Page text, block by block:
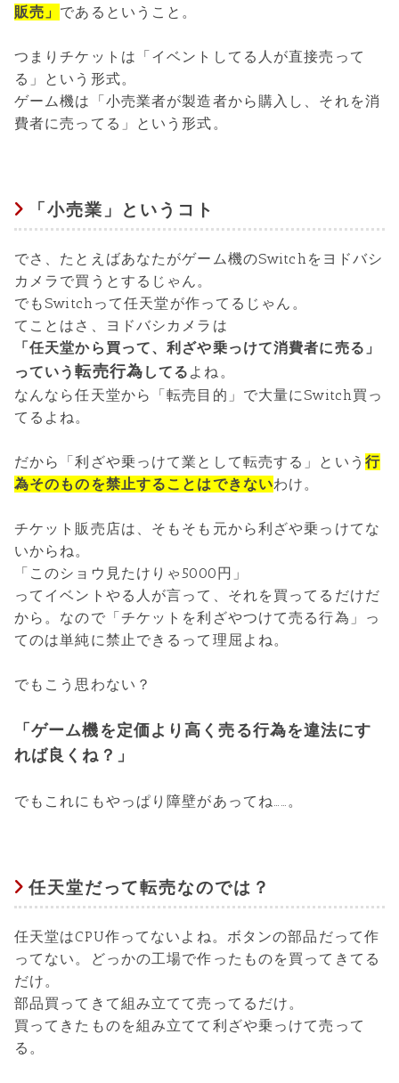
販売」 であるということ。
つまりチケットは「イベントしてる人が直接売って
る」という形式。
ゲーム機は「小売業者が製造者から購入し、それを消
費者に売ってる」という形式。
「小売業」というコト
でさ、たとえばあなたがゲーム機のSwitchをヨドバシ
カメラで買うとするじゃん。
でもSwitchって任天堂が作ってるじゃん。
てことはさ、ヨドバシカメラは
「任天堂から買って、利ざや乗っけて消費者に売る」
っていう転売行為 してる よね。
なんなら任天堂から「転売目的」で大量にSwitch買っ
てるよね。
だから「利ざや乗っけて業として転売する」という 行
為そのものを禁止することはできないわけ。
チケット販売店は、そもそも元から利ざや乗っけてな
いからね。
「このショウ見たけりゃ5000円」
ってイベントやる人が言って、それを買ってるだけだ
から。なので「チケットを利ざやつけて売る行為」っ
てのは単純に禁止できるって理屈よね。
でもこう思わない？
「ゲーム機を定価より高く売る行為を違法にす
れば良くね？」
でもこれにもやっぱり障壁があってね……。
任天堂だって転売なのでは？
任天堂はCPU作ってないよね。ボタンの部品だって作
ってない。どっかの工場で作ったものを買ってきてる
だけ。
部品買ってきて組み立てて売ってるだけ。
買ってきたものを組み立てて利ざや乗っけて売って
る。